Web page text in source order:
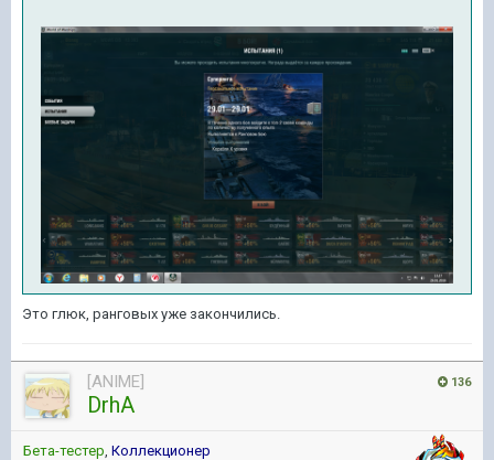
Это глюк, ранговых уже закончились.
136
[ANIME]
DrhA
Бета-тестер Коллекционер